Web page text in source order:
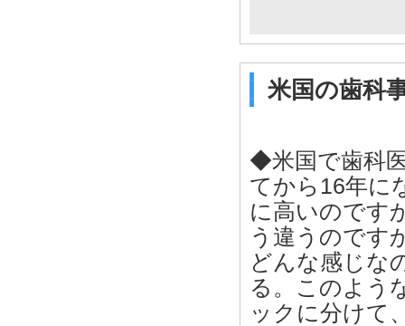
米国の歯科
◆米国で歯科
てから16年に
に高いのです
う違うのです
どんな感じな
る。このよう
ックに分けて